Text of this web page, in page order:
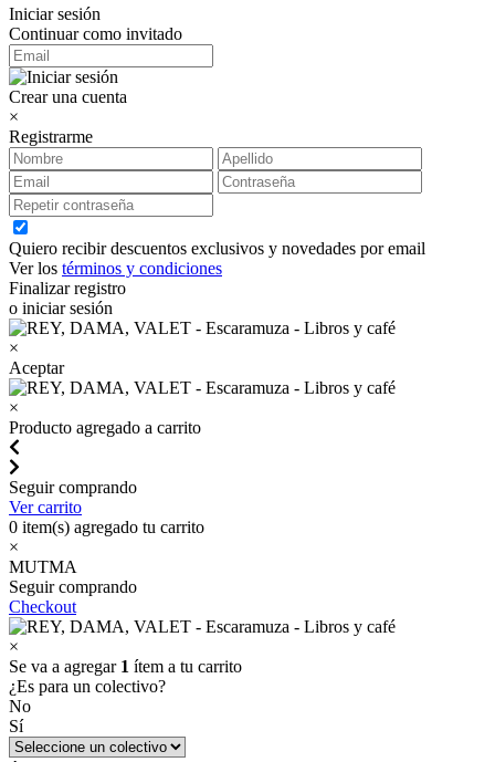
Iniciar sesión
Continuar como invitado
Crear una cuenta
×
Registrarme
Quiero recibir descuentos exclusivos y novedades por email
Ver los términos y condiciones
Finalizar registro
o iniciar sesión
×
Aceptar
×
Producto agregado a carrito
Seguir comprando
Ver carrito
0 item(s) agregado tu carrito
×
MUTMA
Seguir comprando
Checkout
×
Se va a agregar 1 ítem a tu carrito
¿Es para un colectivo?
No
Sí